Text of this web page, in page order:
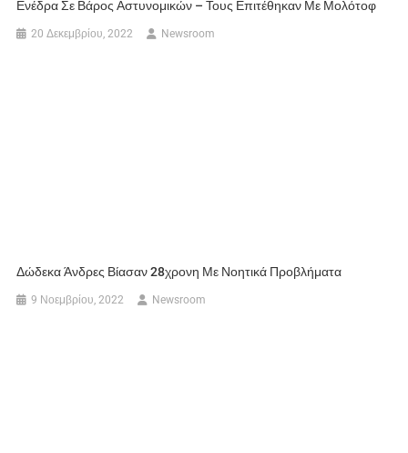
Ενέδρα Σε Βάρος Αστυνομικών – Τους Επιτέθηκαν Με Μολότοφ
20 Δεκεμβρίου, 2022 Newsroom
Δώδεκα Άνδρες Βίασαν 28χρονη Με Νοητικά Προβλήματα
9 Νοεμβρίου, 2022 Newsroom